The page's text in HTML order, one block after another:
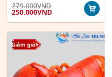
279.000VND
Giá
gốc
là:
279.000VND.
250.000VNDGiá
tại
là:
250.000VND.
Giảm giá!